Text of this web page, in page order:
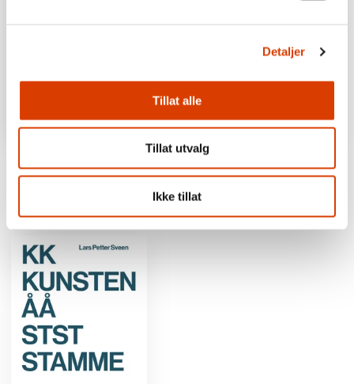
Detaljer
Tillat alle
Tillat utvalg
Ikke tillat
Sleeping With the Enemy –
Terrifying Tales About
Trude Lorentzen
Footsteps of the World's Most
Infamous Traitor